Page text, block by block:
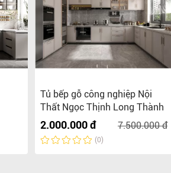
Tủ bếp gỗ công nghiệp Nội
Thất Ngọc Thịnh Long Thành
2.000.000 đ 7.500.000 đ
(0)